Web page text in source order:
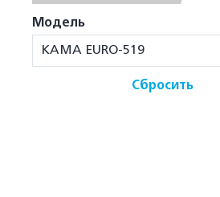
Модель
КАМА EURO-519
Сбросить